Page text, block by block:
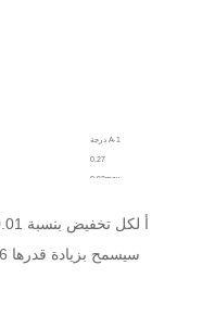
درجة A-1
0.27
0.93max